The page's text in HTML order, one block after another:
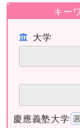
キー
大学
慶應義塾大学